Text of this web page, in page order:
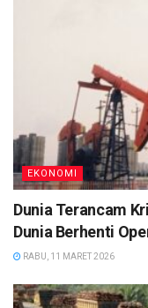
EKONOMI
Dunia Terancam
Dunia Berhenti
RABU, 11 MARET 2026